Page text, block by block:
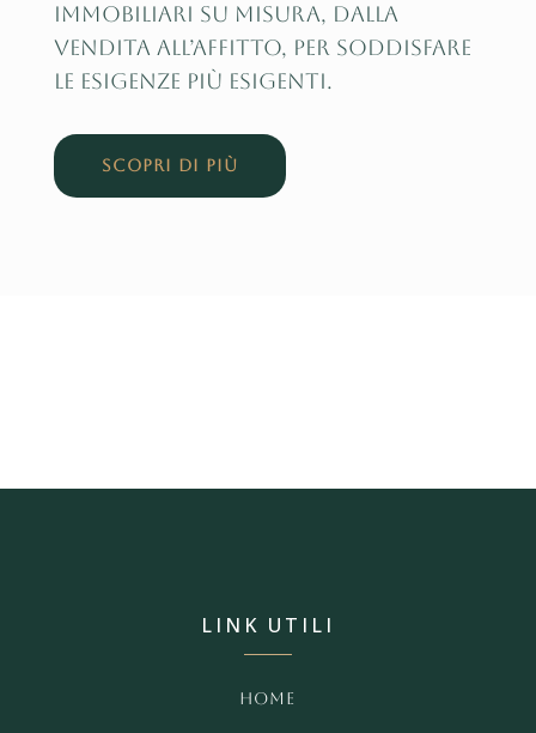
immobiliari su misura, dalla
vendita all’affitto, per soddisfare
le esigenze più esigenti.
SCOPRI DI PIÙ
LINK UTILI
HOME